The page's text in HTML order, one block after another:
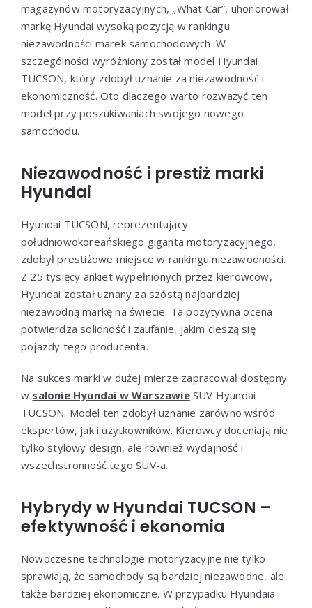
magazynów motoryzacyjnych, „What Car”, uhonorował
markę Hyundai wysoką pozycją w rankingu
niezawodności marek samochodowych. W
szczególności wyróżniony został model Hyundai
TUCSON, który zdobył uznanie za niezawodność i
ekonomiczność. Oto dlaczego warto rozważyć ten
model przy poszukiwaniach swojego nowego
samochodu.
Niezawodność i prestiż marki
Hyundai
Hyundai TUCSON, reprezentujący
południowokoreańskiego giganta motoryzacyjnego,
zdobył prestiżowe miejsce w rankingu niezawodności.
Z 25 tysięcy ankiet wypełnionych przez kierowców,
Hyundai został uznany za szóstą najbardziej
niezawodną markę na świecie. Ta pozytywna ocena
potwierdza solidność i zaufanie, jakim cieszą się
pojazdy tego producenta.
Na sukces marki w dużej mierze zapracował dostępny
w salonie Hyundai w WarszawieSUV Hyundai
TUCSON. Model ten zdobył uznanie zarówno wśród
ekspertów, jak i użytkowników. Kierowcy doceniają nie
tylko stylowy design, ale również wydajność i
wszechstronność tego SUV-a.
Hybrydy w Hyundai TUCSON –
efektywność i ekonomia
Nowoczesne technologie motoryzacyjne nie tylko
sprawiają, że samochody są bardziej niezawodne, ale
także bardziej ekonomiczne. W przypadku Hyundaia